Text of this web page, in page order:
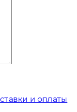
и оплаты